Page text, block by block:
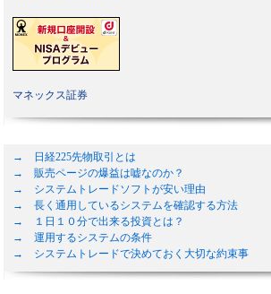
マネックス証券
→ 日経225先物取引とは
→ 販売ページの爆益は嘘なのか？
→ システムトレードソフトが安い理由
→ 長く通用しているシステムを確認する方法
→ １日１０分で出来る投資とは？
→ 運用するシステムの条件
→ システムトレードで決めておく大切な約束事